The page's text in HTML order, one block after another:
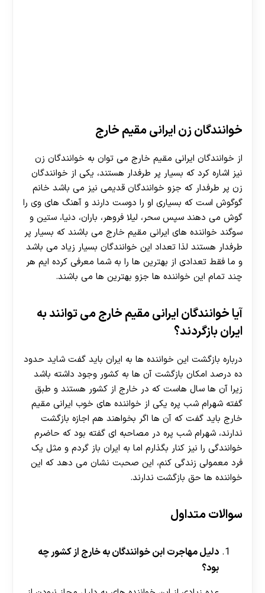
خوانندگان زن ایرانی مقیم خارج
از خوانندگان ایرانی مقیم خارج می توان به خوانندگان زن
نیز اشاره کرد که بسیار پر طرفدار هستند، یکی از خوانندگان
زن پر طرفدار که جزو خوانندگان قدیمی نیز می باشد خانم
گوگوش است که بسیاری او را دوست دارند و آهنگ های وی را
گوش می دهند سپس سحر، لیلا فروهر، باران، دنیا، ستین و
سوگند خواننده های ایرانی مقیم خارج می باشند که بسیار پر
طرفدار هستند لذا تعداد این خوانندگان بسیار زیاد می باشد
و ما فقط تعدادی از بهترین ها را به شما معرفی کرده ایم هر
چند تمام این خواننده ها جزو بهترین ها می باشند.
آیا خوانندگان ایرانی مقیم خارج می توانند به
ایران بازگردند؟
درباره بازگشت این خواننده ها به ایران باید گفت شاید حدود
ده درصد امکان بازگشت آن ها به کشور وجود داشته باشد
زیرا آن ها سال هاست که در خارج از کشور هستند و طبق
گفته شهرام شب پره یکی از خواننده های خوب ایرانی مقیم
خارج باید گفت که آن ها اگر بخواهند هم اجازه بازگشت
ندارند، شهرام شب پره در مصاحبه ای گفته بود که حاضرم
خوانندگی را نیز کنار بگذارم اما به ایران باز گردم و مثل یک
فرد معمولی زندگی کنم، این صحبت نشان می دهد که این
خواننده ها حق بازگشت ندارند.
سوالات متداول
دلیل مهاجرت ابن خوانندگان به خارج از کشور چه
بود؟